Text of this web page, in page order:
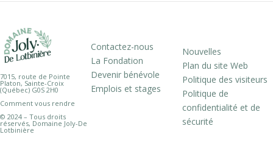
7015, route de Pointe
Platon, Sainte-Croix
(Québec) G0S 2H0
Comment vous rendre
© 2024 – Tous droits
réservés, Domaine Joly-De
Lotbinière
Contactez-nous
La Fondation
Devenir bénévole
Emplois et stages
Nouvelles
Plan du site Web
Politique des visiteurs
Politique de
confidentialité et de
sécurité